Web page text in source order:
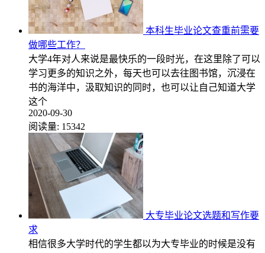
本科生毕业论文查重前需要
做哪些工作？
大学4年对人来说是最快乐的一段时光，在这里除了可以
学习更多的知识之外，每天也可以去往图书馆，沉浸在
书的海洋中，汲取知识的同时，也可以让自己知道大学
这个
2020-09-30
阅读量: 15342
大专毕业论文选题和写作要
求
相信很多大学时代的学生都以为大专毕业的时候是没有